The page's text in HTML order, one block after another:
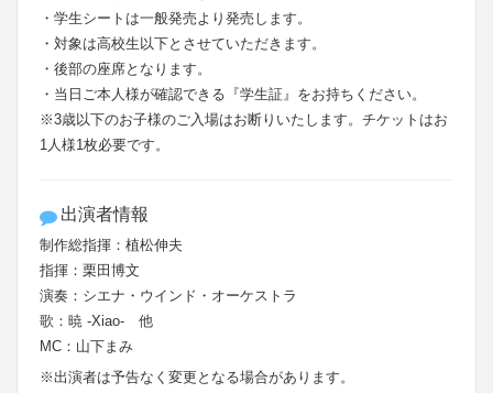
・学生シートは一般発売より発売します。
・対象は高校生以下とさせていただきます。
・後部の座席となります。
・当日ご本人様が確認できる『学生証』をお持ちください。
※3歳以下のお子様のご入場はお断りいたします。チケットはお
1人様1枚必要です。
出演者情報
制作総指揮：植松伸夫
指揮：栗田博文
演奏：シエナ・ウインド・オーケストラ
歌：暁 -Xiao- 他
MC：山下まみ
※出演者は予告なく変更となる場合があります。